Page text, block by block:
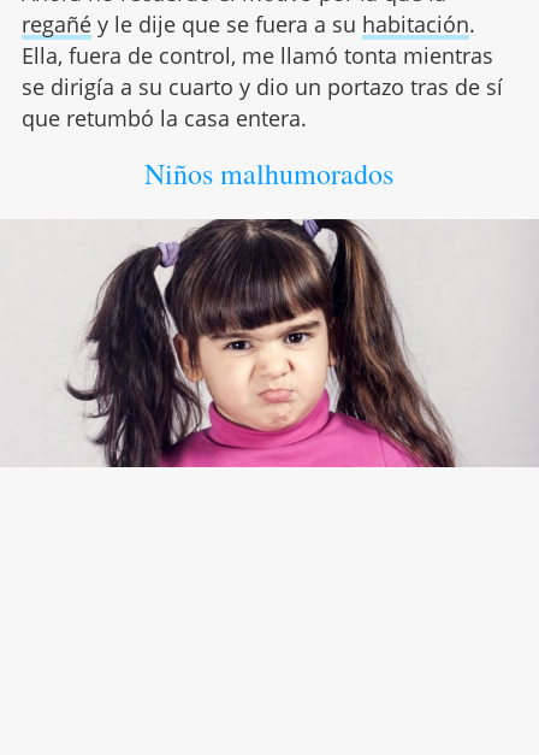
regañéy le dije que se fuera a su habitación.
Ella, fuera de control, me llamó tonta mientras
se dirigía a su cuarto y dio un portazo tras de sí
que retumbó la casa entera.
Niños malhumorados